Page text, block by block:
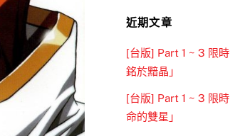
近期文章
[台版] Part 1 ~ 3 限
銘於黯晶」
[台版] Part 1 ~ 3 限
命的雙星」